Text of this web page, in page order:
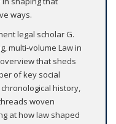
ways.
legal scholar G.
multi-volume Law in
that sheds
of key social
history,
woven
at how law shaped